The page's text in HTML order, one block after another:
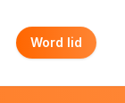
Word lid